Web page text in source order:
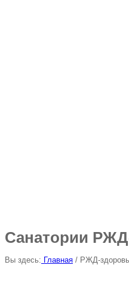
Санатории
Вы здесь: Главная / РЖД-